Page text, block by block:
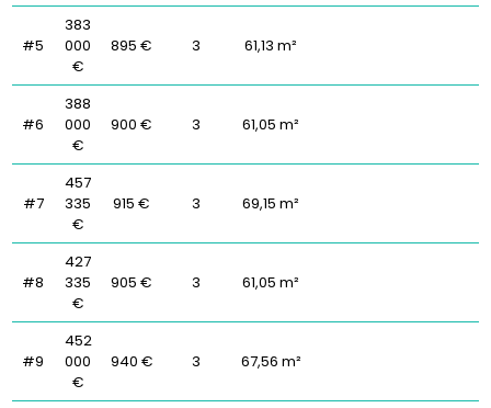
#5
383
000
€
895 € 3 61,13 m²
#6
388
000
€
900 € 3 61,05 m²
#7
457
335
€
915 € 3 69,15 m²
#8
427
335
€
905 € 3 61,05 m²
#9
452
000
€
940 € 3 67,56 m²